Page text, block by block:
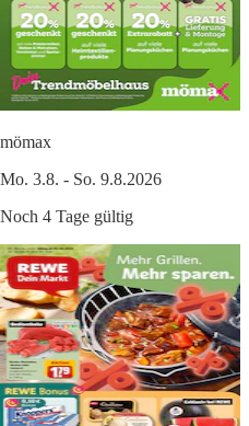
mömax
Mo. 3.8. - So. 9.8.2026
Noch 4 Tage gültig